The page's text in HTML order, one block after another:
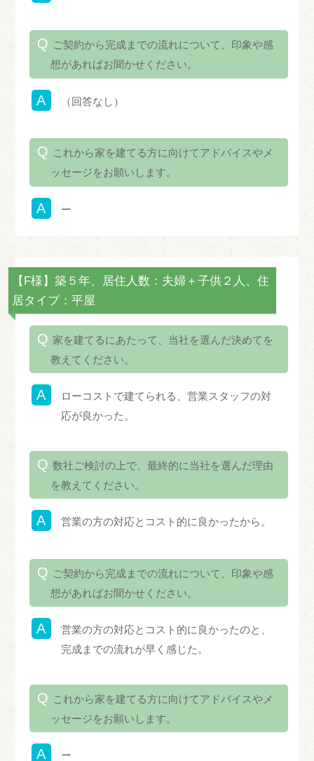
ご契約から完成までの流れについて、印象や感
想があればお聞かせください。
（回答なし）
これから家を建てる方に向けてアドバイスやメ
ッセージをお願いします。
ー
【F様】築５年、居住人数：夫婦＋子供２人、住
居タイプ：平屋
家を建てるにあたって、当社を選んだ決めてを
教えてください。
ローコストで建てられる、営業スタッフの対
応が良かった。
数社ご検討の上で、最終的に当社を選んだ理由
を教えてください。
営業の方の対応とコスト的に良かったから。
ご契約から完成までの流れについて、印象や感
想があればお聞かせください。
営業の方の対応とコスト的に良かったのと、
完成までの流れが早く感じた。
これから家を建てる方に向けてアドバイスやメ
ッセージをお願いします。
ー